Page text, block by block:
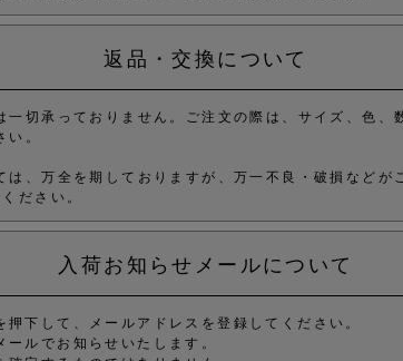
返品・交換について
一切承っておりません。ご注文の際は、サイズ、色、
。
は、万全を期しておりますが、万一不良・破損などが
ださい。
入荷お知らせメールについて
押下して、メールアドレスを登録してください。
ルでお知らせいたします。